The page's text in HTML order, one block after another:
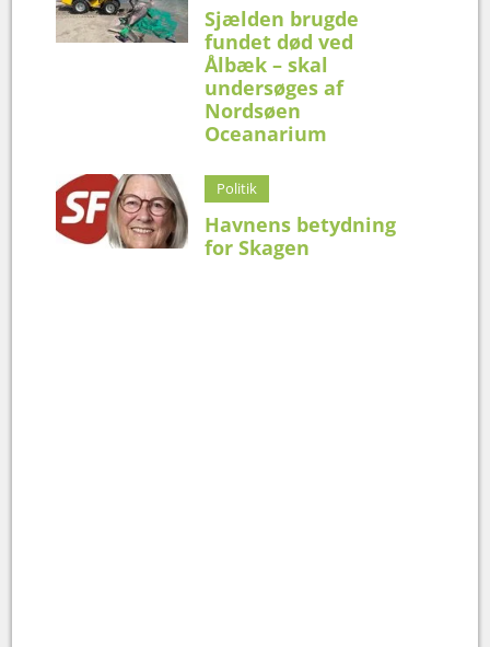
Sjælden brugde
fundet død ved
Ålbæk – skal
undersøges af
Nordsøen
Oceanarium
Politik
Havnens betydning
for Skagen